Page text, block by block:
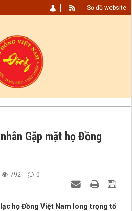
Sơ đồ website
Gặp mặt họ Đồng
792 0
họ Đồng Việt Nam long trọng tổ